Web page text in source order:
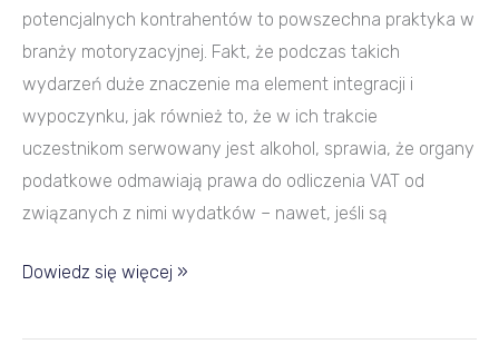
potencjalnych kontrahentów to powszechna praktyka w
branży motoryzacyjnej. Fakt, że podczas takich
wydarzeń duże znaczenie ma element integracji i
wypoczynku, jak również to, że w ich trakcie
uczestnikom serwowany jest alkohol, sprawia, że organy
podatkowe odmawiają prawa do odliczenia VAT od
związanych z nimi wydatków – nawet, jeśli są
Dowiedz się więcej »